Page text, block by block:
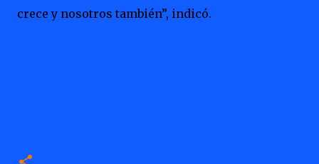
crece y nosotros también”, indicó.